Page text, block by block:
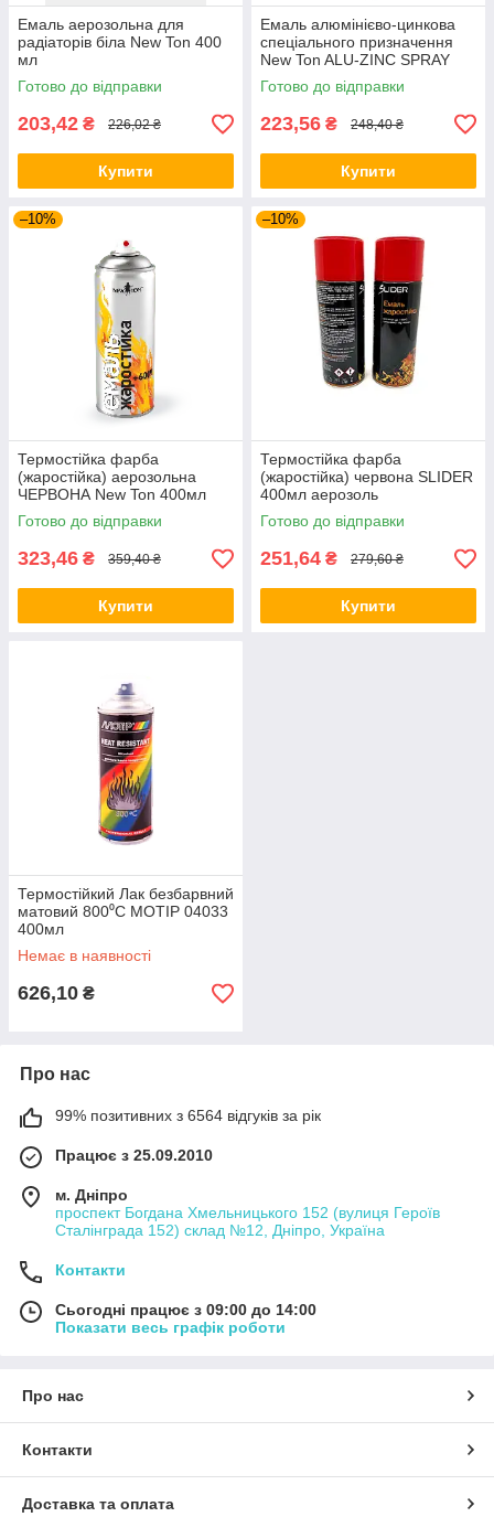
Емаль аерозольна для
радіаторів біла New Ton 400
мл
Готово до відправки
203,42 ₴ 226,02 ₴
Купити
Емаль алюмінієво-цинкова
спеціального призначення
New Ton ALU-ZINC SPRAY
400мл
Готово до відправки
223,56 ₴ 248,40 ₴
Купити
–10%
Термостійка фарба
(жаростійка) аерозольна
ЧЕРВОНА New Ton 400мл
Готово до відправки
323,46 ₴ 359,40 ₴
Купити
–10%
Термостійка фарба
(жаростійка) червона SLIDER
400мл аерозоль
Готово до відправки
251,64 ₴ 279,60 ₴
Купити
Термостійкий Лак безбарвний
матовий 800⁰С MOTIP 04033
400мл
Немає в наявності
626,10 ₴
Про нас
99% позитивних з 6564 відгуків за рік
Працює з 25.09.2010
м. Дніпро
проспект Богдана Хмельницького 152 (вулиця Героїв
Сталінграда 152) склад №12, Дніпро, Україна
Контакти
Сьогодні працює з 09:00 до 14:00
Показати весь графік роботи
Про нас
Контакти
Доставка та оплата